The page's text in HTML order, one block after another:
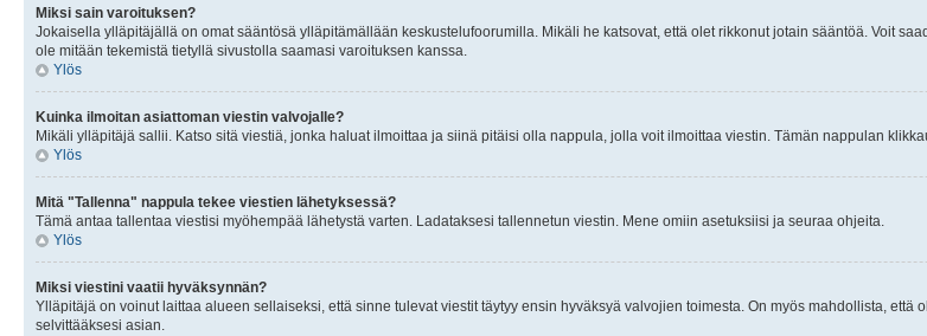
Miksi sain varoituksen?
Jokaisella ylläpitäjällä on omat sääntösä ylläpitämällään keskustelufoorumilla. Mikäli he katsovat, että olet rikkonut jotain sääntöä. Voit
ole mitään tekemistä tietyllä sivustolla saamasi varoituksen kanssa.
Ylös
Kuinka ilmoitan asiattoman viestin valvojalle?
Mikäli ylläpitäjä sallii. Katso sitä viestiä, jonka haluat ilmoittaa ja siinä pitäisi olla nappula, jolla voit ilmoittaa viestin. Tämän nappulan
Ylös
Mitä "Tallenna" nappula tekee viestien lähetyksessä?
Tämä antaa tallentaa viestisi myöhempää lähetystä varten. Ladataksesi tallennetun viestin. Mene omiin asetuksiisi ja seuraa ohjeita.
Ylös
Miksi viestini vaatii hyväksynnän?
Ylläpitäjä on voinut laittaa alueen sellaiseksi, että sinne tulevat viestit täytyy ensin hyväksyä valvojien toimesta. On myös mahdollista,
selvittääksesi asian.